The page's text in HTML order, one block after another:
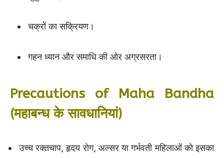
चक्रों का सक्रियण।
गहन ध्यान और समाधि की ओर अग्रसरता।
Precautions of Maha Bandha
(महाबन्ध के सावधानियां)
उच्च रक्तचाप, हृदय रोग, अल्सर या गर्भवती महिलाओं को इसका